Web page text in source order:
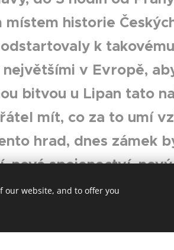
místem historie
k
v Evropě,
bitvou u Lipan tato
mít, co za to umí
hrad, dnes zámek
nová spojenectví,
samostatně
Je zde mnoho
our website, and to offer you